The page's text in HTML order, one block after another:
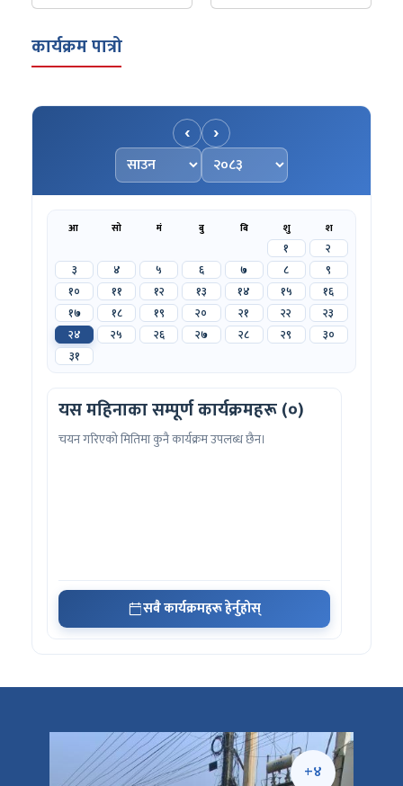
कार्यक्रम पात्रो
‹
महिना चयन गर्नुहोस्
वर्ष चयन गर्नुहोस्
›
आ सो मं बु बि शु श
१
२
३
४ ५ ६ ७ ८
९
१०
११ १२ १३ १४ १५
१६
१७
१८ १९ २० २१ २२
२३
२४
२५ २६ २७ २८ २९
३०
३१
यस महिनाका सम्पूर्ण कार्यक्रमहरू (०)
चयन गरिएको मितिमा कुनै कार्यक्रम उपलब्ध छैन।
सबै कार्यक्रमहरू हेर्नुहोस्
+४